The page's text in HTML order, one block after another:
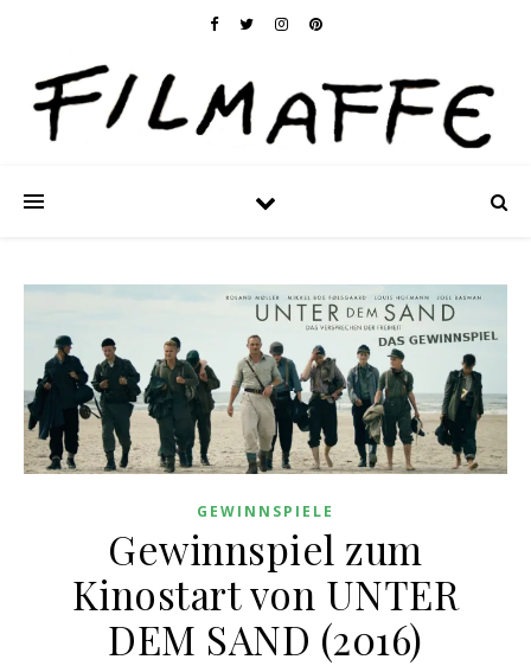
GEWINNSPIELE
Gewinnspiel zum
Kinostart von UNTER
DEM SAND (2016)